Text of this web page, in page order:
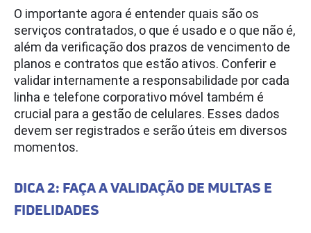
O importante agora é entender quais são os
serviços contratados, o que é usado e o que não é,
além da verificação dos prazos de vencimento de
planos e contratos que estão ativos. Conferir e
validar internamente a responsabilidade por cada
linha e telefone corporativo móvel também é
crucial para a gestão de celulares. Esses dados
devem ser registrados e serão úteis em diversos
momentos.
DICA 2: FAÇA A VALIDAÇÃO DE MULTAS E
FIDELIDADES